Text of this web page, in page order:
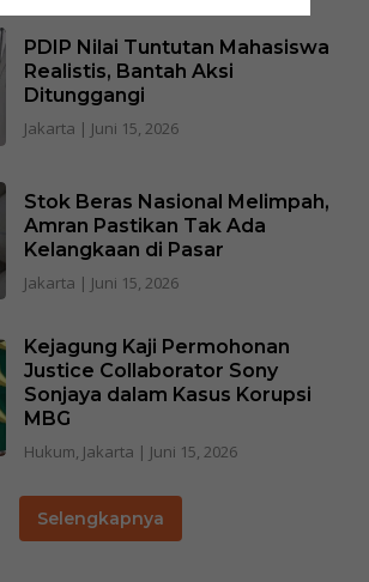
PDIP Nilai Tuntutan Mahasiswa
Realistis, Bantah Aksi
Ditunggangi
Jakarta | Juni 15, 2026
Stok Beras Nasional Melimpah,
Amran Pastikan Tak Ada
Kelangkaan di Pasar
Jakarta | Juni 15, 2026
Kejagung Kaji Permohonan
Justice Collaborator Sony
Sonjaya dalam Kasus Korupsi
MBG
Hukum, Jakarta | Juni 15, 2026
Selengkapnya